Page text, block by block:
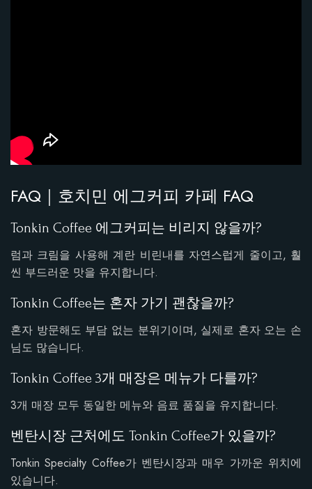
FAQ｜호치민 에그커피 카페 FAQ
Tonkin Coffee 에그커피는 비리지 않을까?
럼과 크림을 사용해 계란 비린내를 자연스럽게 줄이고, 훨
씬 부드러운 맛을 유지합니다.
Tonkin Coffee는 혼자 가기 괜찮을까?
혼자 방문해도 부담 없는 분위기이며, 실제로 혼자 오는 손
님도 많습니다.
Tonkin Coffee 3개 매장은 메뉴가 다를까?
3개 매장 모두 동일한 메뉴와 음료 품질을 유지합니다.
벤탄시장 근처에도 Tonkin Coffee가 있을까?
Tonkin Specialty Coffee가 벤탄시장과 매우 가까운 위치에
있습니다.